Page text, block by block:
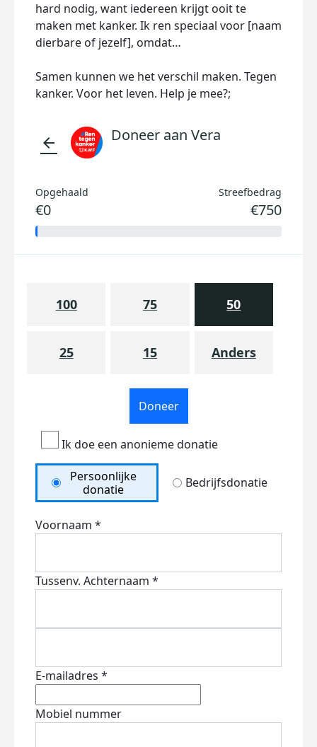
hard nodig, want iedereen krijgt ooit te
maken met kanker. Ik ren speciaal voor [naam
dierbare of jezelf], omdat…
Samen kunnen we het verschil maken. Tegen
kanker. Voor het leven. Help je mee?;
arrow_back Doneer aan Vera
Opgehaald
€0
Streefbedrag
€750
100 75 50
25 15 Anders
Doneer
Ik doe een anonieme donatie
Persoonlijke
donatie
Bedrijfsdonatie
Voornaam *
Tussenv. Achternaam *
E-mailadres *
Mobiel nummer